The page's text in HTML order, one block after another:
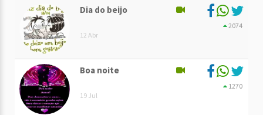
Dia do beijo
12 Abr
2074
Boa noite
19 Jul
1270